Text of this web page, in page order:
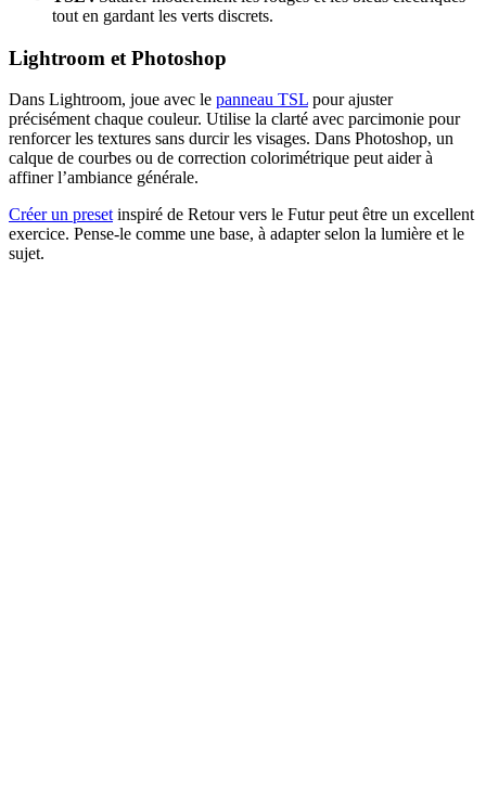
tout en gardant les verts discrets.
Lightroom et Photoshop
Dans Lightroom, joue avec le panneau TSL pour ajuster
précisément chaque couleur. Utilise la clarté avec parcimonie pour
renforcer les textures sans durcir les visages. Dans Photoshop, un
calque de courbes ou de correction colorimétrique peut aider à
affiner l’ambiance générale.
Créer un preset inspiré de Retour vers le Futur peut être un excellent
exercice. Pense-le comme une base, à adapter selon la lumière et le
sujet.